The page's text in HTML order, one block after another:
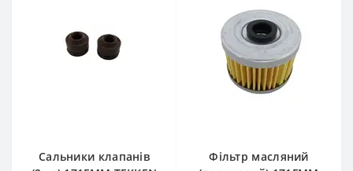
Сальники клапанів
Фільтр масляний